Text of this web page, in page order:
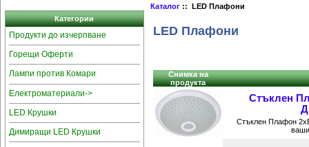
Категории
Продукти до изчерпване
Горещи Оферти
Лампи против Комари
Електроматериали->
LED Крушки
Димиращи LED Крушки
Каталог :: LED Плафони
LED Плафони
Снимка на
продукта
Стъклен
Стъклен Плафон